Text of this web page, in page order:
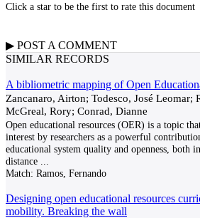
Click a star to be the first to rate this document
▶ POST A COMMENT
SIMILAR RECORDS
A bibliometric mapping of Open
Zancanaro, Airton; Todesco, José Leomar;
McGreal, Rory; Conrad, Dianne
Open educational resources (OER) is a topic
interest by researchers as a powerful
educational system quality and openness, both
distance
Match: Ramos, Fernando
Designing open educational resources
mobility. Breaking the wall